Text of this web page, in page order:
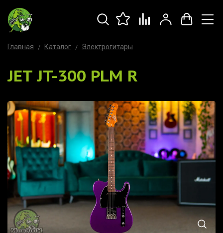
Главная Каталог Электрогитары
JET JT-300 PLM R